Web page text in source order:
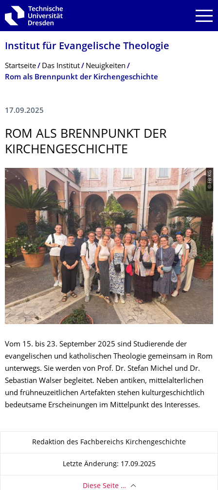
Zur Hauptnavigation springen
Zur Suche springen
Zum Inhalt springen
Institut für Evangelische Theologie
Breadcrumb-Menü
Startseite Das Institut
Neuigkeiten
Rom als Brennpunkt der Kirchengeschichte
17.09.2025
ROM ALS BRENNPUNKT DER
KIRCHENGE­SCHICHTE
© FB KG
Vom 15. bis 23. September 2025 sind Studierende der
evangelischen und katholischen Theologie gemeinsam in Rom
unterwegs. Sie werden von Prof. Dr. Stefan Michel und Dr.
Sebastian Walser begleitet. Neben antiken, mittelalterlichen
und frühneuzeitlichen Artefakten stehen kulturgeschichtlich
bedeutsame Erscheinungen im Mittelpunkt des Interesses.
Zu dieser Seite
Redaktion des Fachbereichs Kirchengeschichte
Letzte Änderung: 17.09.2025
Diese Seite …